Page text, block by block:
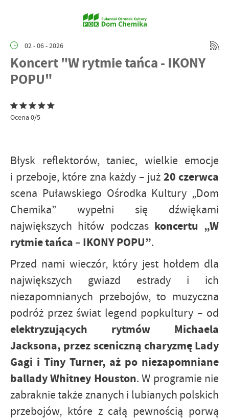
02 - 06 - 2026
Koncert "W rytmie tańca - IKONY
POPU"
Ocena 0/5
Błysk reflektorów, taniec, wielkie emocje
i przeboje, które zna każdy – już 20 czerwca
scena Puławskiego Ośrodka Kultury „Dom
Chemika” wypełni się dźwiękami
największych hitów podczas koncertu „W
rytmie tańca – IKONY POPU”.
Przed nami wieczór, który jest hołdem dla
największych gwiazd estrady i ich
niezapomnianych przebojów, to muzyczna
podróż przez świat legend popkultury – od
elektryzujących rytmów Michaela
Jacksona, przez sceniczną charyzmę Lady
Gagi i Tiny Turner, aż po niezapomniane
ballady Whitney Houston. W programie nie
zabraknie także znanych i lubianych polskich
przebojów, które z całą pewnością porwą